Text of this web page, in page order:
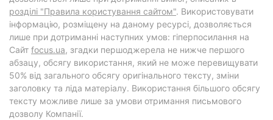
розділі "Правила користування сайтом". Використовувати
інформацію, розміщену на даному ресурсі, дозволяється
лише при дотриманні наступних умов: гіперпосилання на
Cайт focus.ua, згадки першоджерела не нижче першого
абзацу, обсягу використання, який не може перевищувати
50% від загального обсягу оригінального тексту, зміни
заголовку та ліда матеріалу. Використання більшого обсягу
тексту можливе лише за умови отримання письмового
дозволу Компанії.